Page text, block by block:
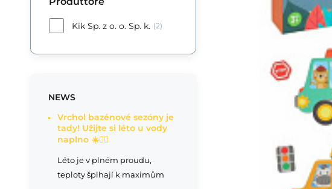
Kik Sp. z o. o. Sp. k. (2)
NEWS
Vrchol bazénové sezóny je
tady! Užijte si léto u vody
naplno ☀️🏊‍♂️
Léto je v plném proudu,
teploty šplhají k maximům